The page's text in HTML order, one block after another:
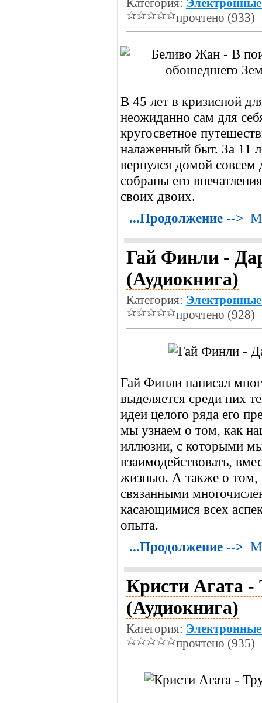
Категория:
прочтено (933)
В 45 лет в кризисной
неожиданно сам для
кругосветное
налаженный быт. За 11
вернулся домой
собраны его
своих двоих.
...Продолжение -->
Гай Финли -
(Аудиокнига)
Категория:
прочтено (928)
Гай Финли написал
выделяется среди них
идеи целого ряда его
мы узнаем о том, как
иллюзии, с которыми
взаимодействовать,
жизнью. А также о том,
связанными
касающимися всех
опыта.
...Продолжение -->
Кристи Агата -
(Аудиокнига)
Категория:
прочтено (935)